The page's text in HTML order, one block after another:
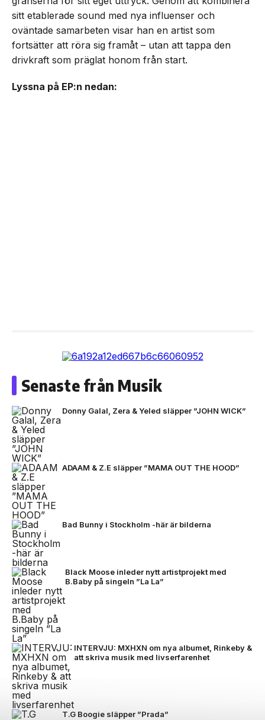
sitt etablerade sound med nya influenser och
oväntade samarbeten visar han en artist som
fortsätter att röra sig framåt – utan att tappa den
drivkraft som präglat honom från start.
Lyssna på EP:n nedan:
Senaste från Musik
Donny Galal, Zera & Yeled släpper ”JOHN WICK”
ADAAM & Z.E släpper ”MAMA OUT THE HOOD”
Bad Bunny i Stockholm -här är bilderna
Black Moose inleder nytt artistprojekt med
B.Baby på singeln ”La La”
INTERVJU: MXHXN om nya albumet, Rinkeby &
att skriva musik med livserfarenhet
T.G Boogie släpper ”Prada”